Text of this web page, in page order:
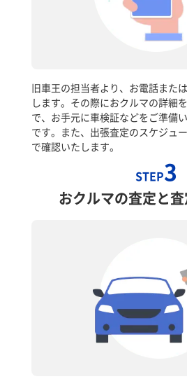
旧車王の担当者より、お電話また
します。その際におクルマの詳細
で、お手元に車検証などをご準備
です。また、出張査定のスケジュ
で確認いたします。
STEP3
おクルマの査定と